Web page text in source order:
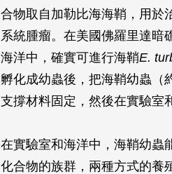
合物取自加勒比海海鞘，用於
系統腫瘤。在美國佛羅里達暗
海洋中，確實可進行海鞘E.
孵化成幼蟲後，把海鞘幼蟲（
支撐材料固定，然後在實驗室
在實驗室和海洋中，海鞘幼蟲
化合物的族群，兩種方式的養